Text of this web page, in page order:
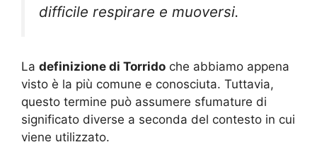
difficile respirare e muoversi.
La definizione di Torrido che abbiamo appena
visto è la più comune e conosciuta. Tuttavia,
questo termine può assumere sfumature di
significato diverse a seconda del contesto in cui
viene utilizzato.